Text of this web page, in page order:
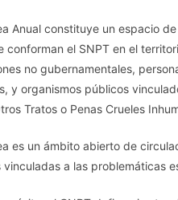
Anual constituye un espacio
conforman el SNPT en el
no gubernamentales,
y organismos públicos
Tratos o Penas Crueles
es un ámbito abierto de
vinculadas a las problemáticas